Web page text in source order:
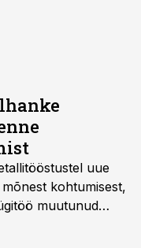
uue
kohtumisest,
muutunud